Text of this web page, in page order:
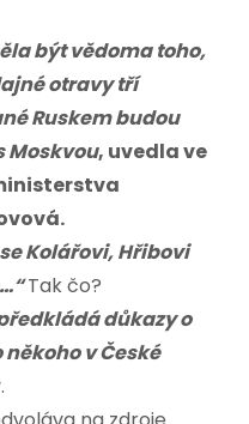
být vědoma toho,
otravy tří
Ruskem budou
Moskvou, uvedla ve
Kolářovi, Hřibovi
Tak čo?
důkazy o
někoho v České